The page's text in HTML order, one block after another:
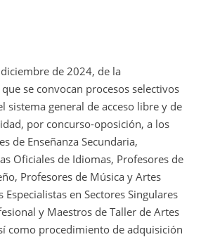
de 2024, de la
se convocan procesos selectivos
sistema general de acceso libre y de
por concurso-oposición, a los
de Enseñanza Secundaria,
Oficiales de Idiomas, Profesores de
Profesores de Música y Artes
Especialistas en Sectores Singulares
y Maestros de Taller de Artes
como procedimiento de adquisición